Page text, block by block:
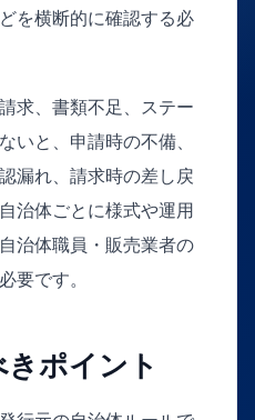
を横断的に確認する必
求、書類不足、ステー
いと、申請時の不備、
漏れ、請求時の差し戻
治体ごとに様式や運用
治体職員・販売業者の
要です。
ポイント